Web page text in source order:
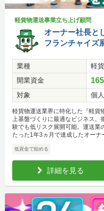
軽貨物運送事業立ち上げ顧問
オーナー社長と
フランチャイズ
業種
軽
開業資金
対象 個
軽貨物運送業界に特化した『軽貨
上基盤づくりに最適なビジネス
験でも低リスク展開可能。運送業
たった1年3ヵ月で達成したオーナ
低資金で始める
詳細を見る